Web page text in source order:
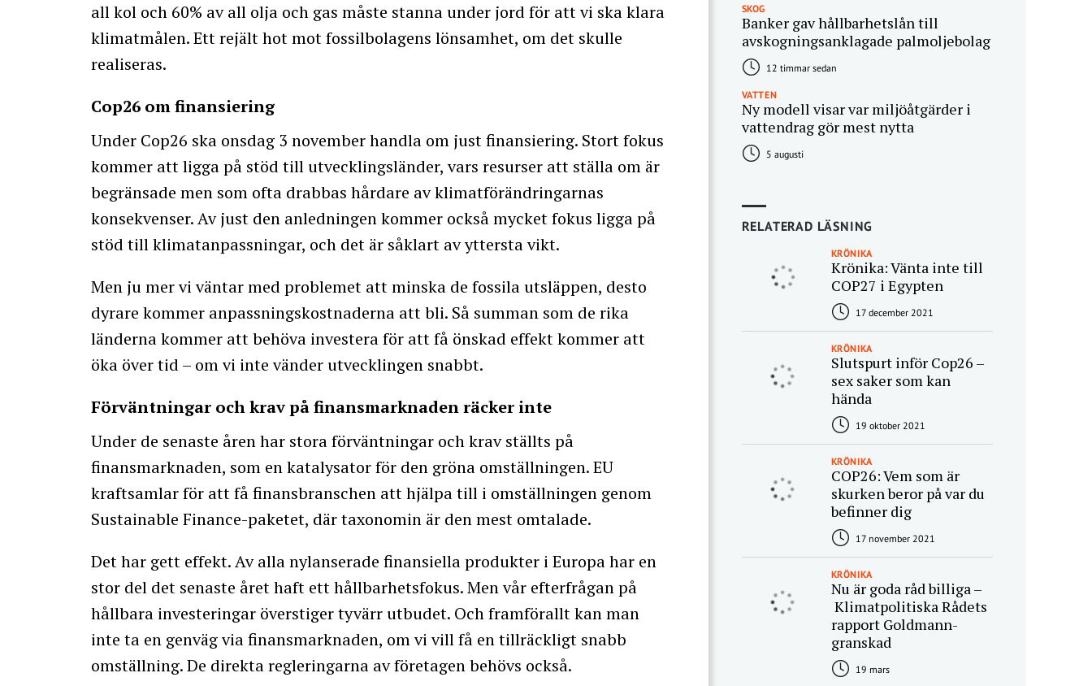
all kol och 60% av all olja och gas måste stanna under jord för att vi ska klara
klimatmålen. Ett rejält hot mot fossilbolagens lönsamhet, om det skulle
realiseras.
Cop26 om finansiering
Under Cop26 ska onsdag 3 november handla om just finansiering. Stort fokus
kommer att ligga på stöd till utvecklingsländer, vars resurser att ställa om är
begränsade men som ofta drabbas hårdare av klimatförändringarnas
konsekvenser. Av just den anledningen kommer också mycket fokus ligga på
stöd till klimatanpassningar, och det är såklart av yttersta vikt.
Men ju mer vi väntar med problemet att minska de fossila utsläppen, desto
dyrare kommer anpassningskostnaderna att bli. Så summan som de rika
länderna kommer att behöva investera för att få önskad effekt kommer att
öka över tid – om vi inte vänder utvecklingen snabbt.
Förväntningar och krav på finansmarknaden räcker inte
Under de senaste åren har stora förväntningar och krav ställts på
finansmarknaden, som en katalysator för den gröna omställningen. EU
kraftsamlar för att få finansbranschen att hjälpa till i omställningen genom
Sustainable Finance-paketet, där taxonomin är den mest omtalade.
Det har gett effekt. Av alla nylanserade finansiella produkter i Europa har en
stor del det senaste året haft ett hållbarhetsfokus. Men vår efterfrågan på
hållbara investeringar överstiger tyvärr utbudet. Och framförallt kan man
inte ta en genväg via finansmarknaden, om vi vill få en tillräckligt snabb
omställning. De direkta regleringarna av företagen behövs också.
SKOG
Banker gav hållbarhetslån till
avskogningsanklagade palmoljebolag
12 timmar sedan
VATTEN
Ny modell visar var miljöåtgärder i
vattendrag gör mest nytta
5 augusti
RELATERAD LÄSNING
KRÖNIKA
Krönika: Vänta inte till
COP27 i Egypten
17 december 2021
KRÖNIKA
Slutspurt inför Cop26 –
sex saker som kan
hända
19 oktober 2021
KRÖNIKA
COP26: Vem som är
skurken beror på var du
befinner dig
17 november 2021
KRÖNIKA
Nu är goda råd billiga –
Klimatpolitiska Rådets
rapport Goldmann-
granskad
19 mars